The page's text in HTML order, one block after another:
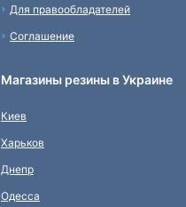
Для правообладателей
Соглашение
Магазины резины в Украине
Киев
Харьков
Днепр
Одесса